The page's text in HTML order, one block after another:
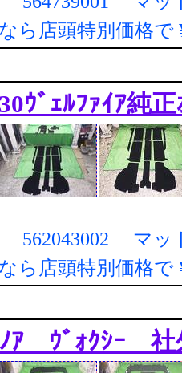
なら店頭特別価格で
30ｳﾞｪﾙﾌｧｲｱ純
562043002 マッ
なら店頭特別価格で
ﾉｱ ｳﾞｫｸｼｰ 社